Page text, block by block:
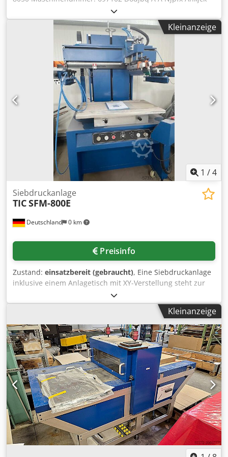
Kleinanzeige
1 /4
Deutschland 0 km
Siebdruckanlage
TICSFM-800E
Preisinfo
Zustand: einsatzbereit (gebraucht), Eine Siebdruckanlage
inklusive einem Anlagetisch mit XY-Verstellung steht zur
Verfügung. Druckbereich: 800mm/500mm, max.
Druckobjekthöhe: 160mm, max. Rahmendimensionen
X/Y/Z: 1290mm/760mm/40mm, max. Druckgeschwindigkeit:
500 Druck/h, Maschinendimensionen X/Y/Z: ca.
1700mm/1100mm/2000mm, Gewicht: ca. 450kg.
Dokumentation vorhanden. Eine Besichtigung vor Ort ist
möglich. Dedpfewut Haex Ahkjck
Kleinanzeige